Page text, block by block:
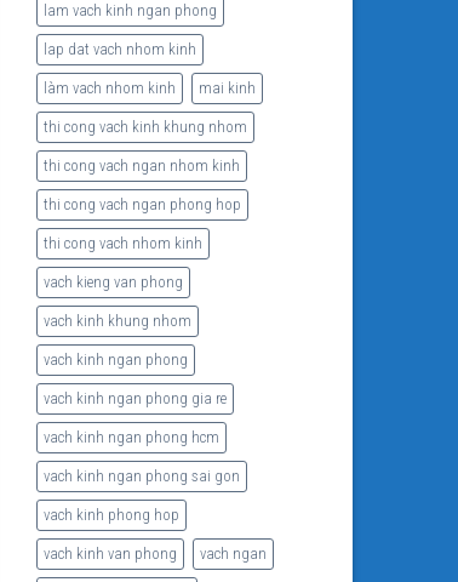
lam vach kinh ngan phong
lap dat vach nhom kinh
làm vach nhom kinh mai kinh
thi cong vach kinh khung nhom
thi cong vach ngan nhom kinh
thi cong vach ngan phong hop
thi cong vach nhom kinh
vach kieng van phong
vach kinh khung nhom
vach kinh ngan phong
vach kinh ngan phong gia re
vach kinh ngan phong hcm
vach kinh ngan phong sai gon
vach kinh phong hop
vach kinh van phong vach ngan